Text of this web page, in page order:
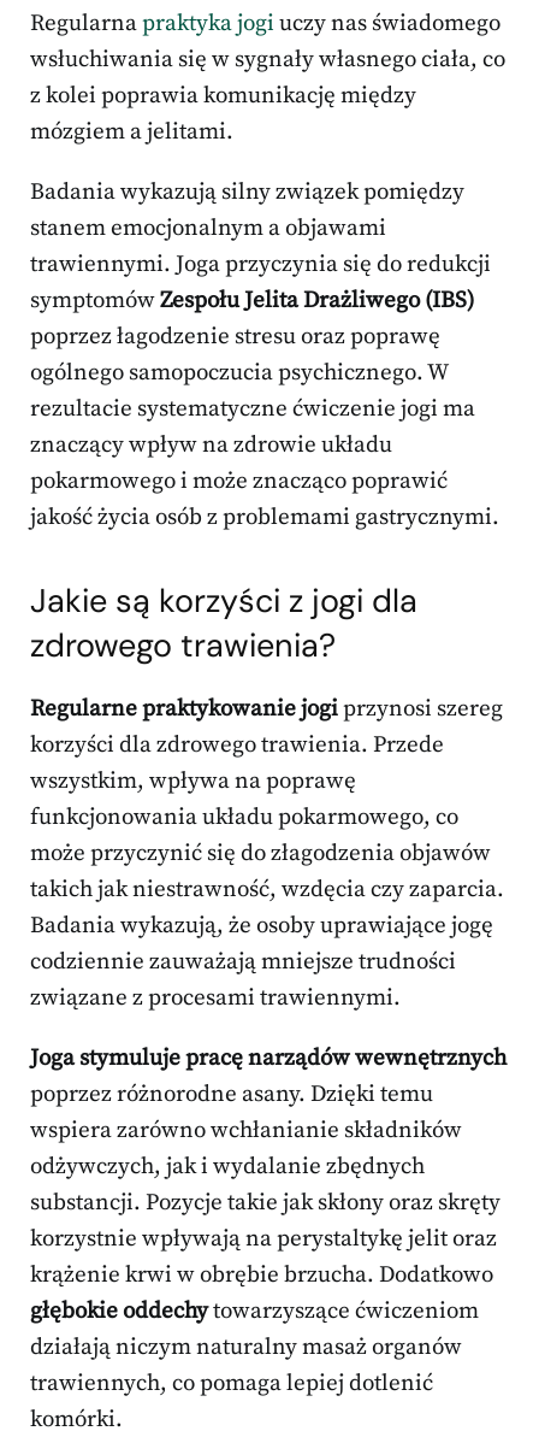
Regularnapraktyka jogi uczy nas świadomego
wsłuchiwania się w sygnały własnego ciała, co
z kolei poprawia komunikację między
mózgiem a jelitami.
Badania wykazują silny związek pomiędzy
stanem emocjonalnym a objawami
trawiennymi. Joga przyczynia się do redukcji
symptomówZespołu Jelita Drażliwego (IBS)
poprzez łagodzenie stresu oraz poprawę
ogólnego samopoczucia psychicznego. W
rezultacie systematyczne ćwiczenie jogi ma
znaczący wpływ na zdrowie układu
pokarmowego i może znacząco poprawić
jakość życia osób z problemami gastrycznymi.
Jakie są korzyści z jogi dla
zdrowego trawienia?
Regularne praktykowanie jogiprzynosi szereg
korzyści dla zdrowego trawienia. Przede
wszystkim, wpływa na poprawę
funkcjonowania układu pokarmowego, co
może przyczynić się do złagodzenia objawów
takich jak niestrawność, wzdęcia czy zaparcia.
Badania wykazują, że osoby uprawiające jogę
codziennie zauważają mniejsze trudności
związane z procesami trawiennymi.
Joga stymuluje pracę narządów wewnętrznych
poprzez różnorodne asany. Dzięki temu
wspiera zarówno wchłanianie składników
odżywczych, jak i wydalanie zbędnych
substancji. Pozycje takie jak skłony oraz skręty
korzystnie wpływają na perystaltykę jelit oraz
krążenie krwi w obrębie brzucha. Dodatkowo
głębokie oddechytowarzyszące ćwiczeniom
działają niczym naturalny masaż organów
trawiennych, co pomaga lepiej dotlenić
komórki.